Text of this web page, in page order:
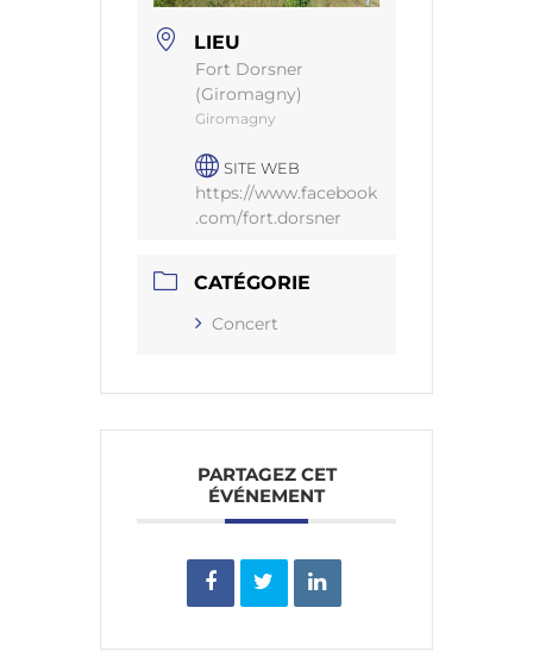
LIEU
Fort Dorsner
(Giromagny)
Giromagny
SITE WEB
https://www.facebook
.com/fort.dorsner
CATÉGORIE
Concert
PARTAGEZ CET
ÉVÉNEMENT